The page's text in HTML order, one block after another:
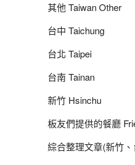
其他 Taiwan Other
台中 Taichung
台北 Taipei
台南 Tainan
新竹 Hsinchu
板友們提供的餐廳
綜合整理文章(新竹